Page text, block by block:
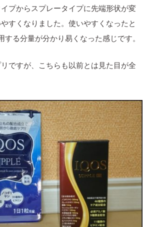
プからスプレータイプに先端形状が変
すくなりました。使いやすくなったと
する分量が分かり易くなった感じです。
ですが、こちらも以前とは見た目が全